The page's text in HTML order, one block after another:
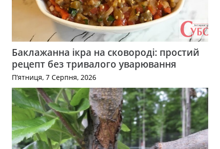
Баклажанна ікра на сковороді: простий
рецепт без тривалого уварювання
П’ятниця, 7 Серпня, 2026